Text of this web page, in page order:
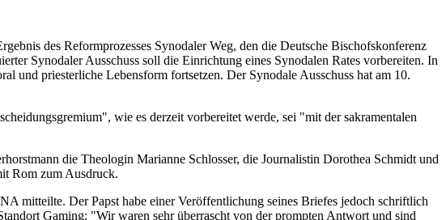
des Reformprozesses Synodaler Weg, den die Deutsche Bischofskonferenz
Synodaler Ausschuss soll die Einrichtung eines Synodalen Rates vorbereiten. In
und priesterliche Lebensform fortsetzen. Der Synodale Ausschuss hat am 10.
wie es derzeit vorbereitet werde, sei "mit der sakramentalen
die Theologin Marianne Schlosser, die Journalistin Dorothea Schmidt und
Rom zum Ausdruck.
mitteilte. Der Papst habe einer Veröffentlichung seines Briefes jedoch schriftlich
Gaming: "Wir waren sehr überrascht von der prompten Antwort und sind